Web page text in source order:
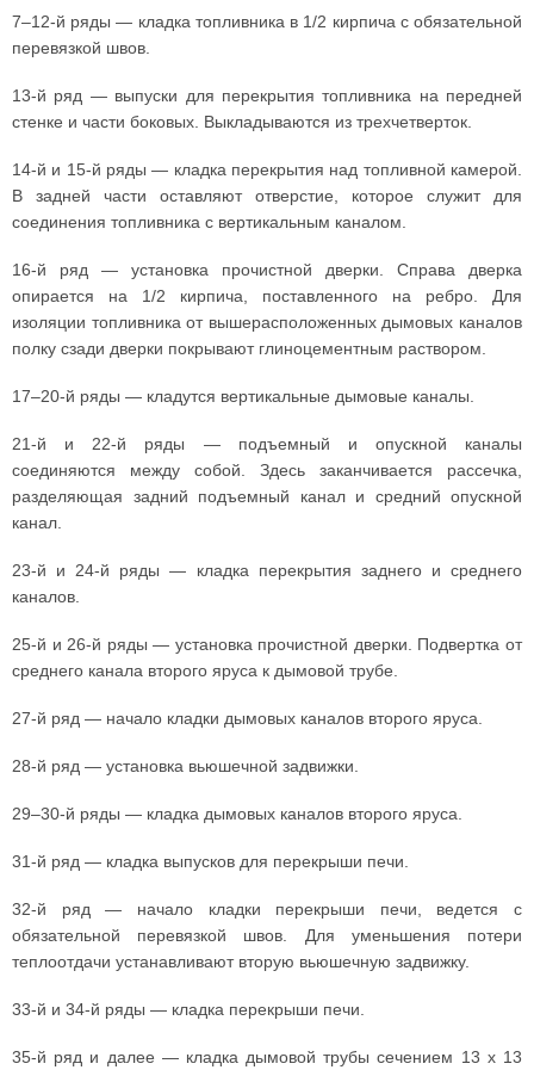
7–12-й ряды — кладка топливника в 1/2 кирпича с обязательной
перевязкой швов.
13-й ряд — выпуски для перекрытия топливника на передней
стенке и части боковых. Выкладываются из трехчетверток.
14-й и 15-й ряды — кладка перекрытия над топливной камерой.
В задней части оставляют отверстие, которое служит для
соединения топливника с вертикальным каналом.
16-й ряд — установка прочистной дверки. Справа дверка
опирается на 1/2 кирпича, поставленного на ребро. Для
изоляции топливника от вышерасположенных дымовых каналов
полку сзади дверки покрывают глиноцементным раствором.
17–20-й ряды — кладутся вертикальные дымовые каналы.
21-й и 22-й ряды — подъемный и опускной каналы
соединяются между собой. Здесь заканчивается рассечка,
разделяющая задний подъемный канал и средний опускной
канал.
23-й и 24-й ряды — кладка перекрытия заднего и среднего
каналов.
25-й и 26-й ряды — установка прочистной дверки. Подвертка от
среднего канала второго яруса к дымовой трубе.
27-й ряд — начало кладки дымовых каналов второго яруса.
28-й ряд — установка вьюшечной задвижки.
29–30-й ряды — кладка дымовых каналов второго яруса.
31-й ряд — кладка выпусков для перекрыши печи.
32-й ряд — начало кладки перекрыши печи, ведется с
обязательной перевязкой швов. Для уменьшения потери
теплоотдачи устанавливают вторую вьюшечную задвижку.
33-й и 34-й ряды — кладка перекрыши печи.
35-й ряд и далее — кладка дымовой трубы сечением 13 х 13